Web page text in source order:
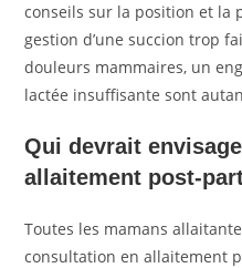
conseils sur la position et la
gestion d’une succion trop
douleurs mammaires, un
lactée insuffisante sont
Qui devrait
allaitement post-
Toutes les mamans
consultation en allaitement